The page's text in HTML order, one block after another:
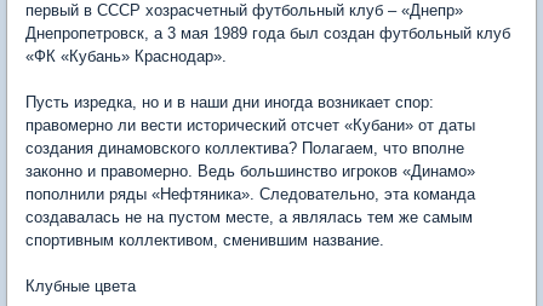
первый в СССР хозрасчетный футбольный клуб – «Днепр»
Днепропетровск, а 3 мая 1989 года был создан футбольный клуб
«ФК «Кубань» Краснодар».
Пусть изредка, но и в наши дни иногда возникает спор:
правомерно ли вести исторический отсчет «Кубани» от даты
создания динамовского коллектива? Полагаем, что вполне
законно и правомерно. Ведь большинство игроков «Динамо»
пополнили ряды «Нефтяника». Следовательно, эта команда
создавалась не на пустом месте, а являлась тем же самым
спортивным коллективом, сменившим название.
Клубные цвета